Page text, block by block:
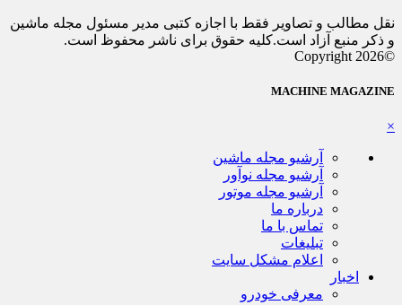
نقل مطالب و تصاویر فقط با اجازه کتبی مدیر مسئول مجله ماشین
و ذکر منبع آزاد است.کلیه حقوق برای ناشر محفوظ است.
©Copyright 2026
MACHINE MAGAZINE
×
آرشیو مجله ماشین
آرشیو مجله نوآور
آرشیو مجله موتور
درباره ما
تماس با ما
تبلیغات
اعلام مشکل سایت
اخبار
معرفی خودرو